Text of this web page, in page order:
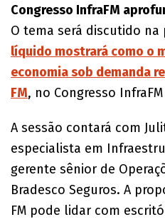
Congresso InfraFM
O tema será discutido na
líquido mostrará como o
economia sob demanda
FM, no Congresso InfraFM
A sessão contará com
especialista em
gerente sênior de
Bradesco Seguros. A
FM pode lidar com